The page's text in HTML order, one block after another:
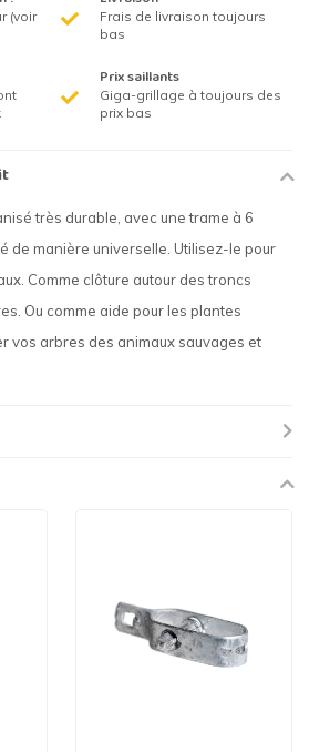
(voir
Frais de livraison toujours
bas
Prix saillants
Giga-grillage à toujours des
prix bas
très durable, avec une trame à 6
de manière universelle. Utilisez-le pour
Comme clôture autour des troncs
Ou comme aide pour les plantes
vos arbres des animaux sauvages et